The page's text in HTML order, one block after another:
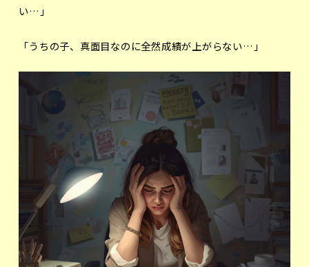
い…」
「うちの子、真面目なのに全然成績が上がらない…」